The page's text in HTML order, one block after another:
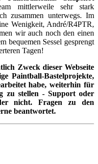
mittlerweile sehr stark
zusammen unterwegs. Im
Wenigkeit, André/R4PTR,
wir auch noch den einen
bequemen Sessel gesprengt
Tagen!
Zweck dieser Webseite
Paintball-Bastelprojekte,
habe, weiterhin für
zu stellen - Support oder
nicht. Fragen zu den
beantwortet.